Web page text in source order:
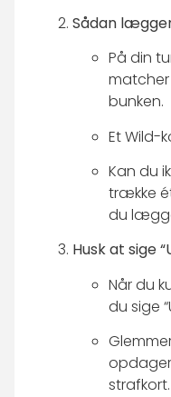
Sådan
På din
matcher
bunken.
Et Wild-
Kan du
trække
du
Husk at sige
Når du
du sige
strafkort.